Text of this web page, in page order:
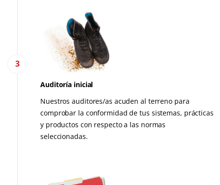
3
Auditoría inicial
Nuestros auditores/as acuden al terreno para
comprobar la conformidad de tus sistemas, prácticas
y productos con respecto a las normas
seleccionadas.